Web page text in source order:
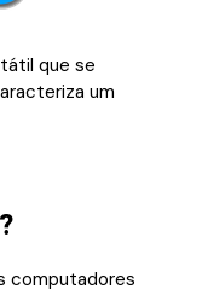
que se
um
computadores